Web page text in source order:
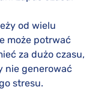
od wielu
może potrwać
za dużo czasu,
nie generować
stresu.